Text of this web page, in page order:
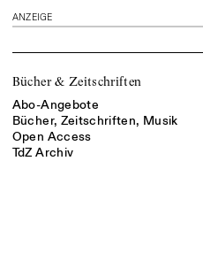
ANZEIGE
Bücher & Zeitschriften
Abo-Angebote
Bücher, Zeitschriften, Musik
Open Access
TdZ Archiv